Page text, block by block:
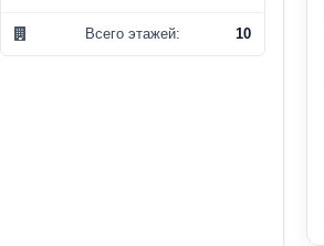
Всего этажей: 10